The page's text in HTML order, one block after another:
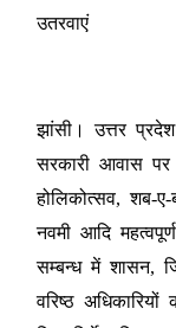
उतरवाएं
झांसी। उत्तर
सरकारी आवास
होलिकोत्सव, शब-
नवमी आदि
सम्बन्ध में शासन,
वरिष्ठ